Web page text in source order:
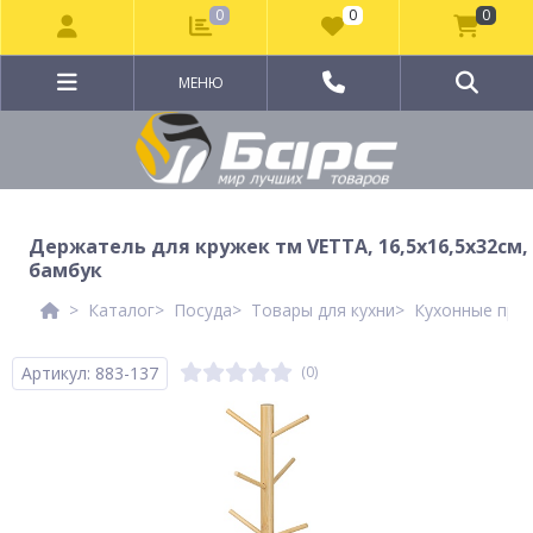
МЕНЮ
Держатель для кружек тм VETTA, 16,5x16,5x32см,
бамбук
Каталог Посуда Товары для кухни Кухонные
Артикул: 883-137 (0)
0 0 0